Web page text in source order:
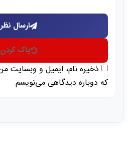
ارسال نظر
پاک کردن
ذخیره نام، ایمیل و وبسایت
که دوباره دیدگاهی می‌نویسم.